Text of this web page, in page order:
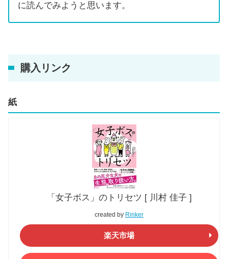
に読んでみようと思います。
購入リンク
紙
「女子ボス」のトリセツ [ 川村 佳子 ]
created by Rinker
楽天市場